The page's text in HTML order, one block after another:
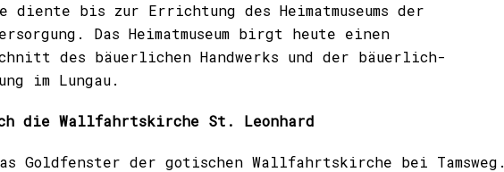
bis zur Errichtung des Heimatmuseums der
Das Heimatmuseum birgt heute einen
des bäuerlichen Handwerks und der bäuerlich-
im Lungau.
die Wallfahrtskirche St. Leonhard
Goldfenster der gotischen Wallfahrtskirche bei Tamsweg.